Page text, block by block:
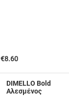
€8.60
DIMELLO Bold
Αλεσμένος